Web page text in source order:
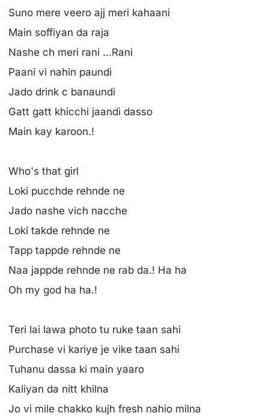
Suno mere veero ajj meri kahaani
Main soffiyan da raja
Nashe ch meri rani ...Rani
Paani vi nahin paundi
Jado drink c banaundi
Gatt gatt khicchi jaandi dasso
Main kay karoon.!
Who's that girl
Loki pucchde rehnde ne
Jado nashe vich nacche
Loki takde rehnde ne
Tapp tappde rehnde ne
Naa jappde rehnde ne rab da.! Ha ha
Oh my god ha ha.!
Teri lai lawa photo tu ruke taan sahi
Purchase vi kariye je vike taan sahi
Tuhanu dassa ki main yaaro
Kaliyan da nitt khilna
Jo vi mile chakko kujh fresh nahio milna